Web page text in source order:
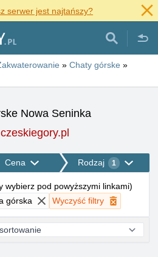
serwer jest najtańszy?
» Chaty górske »
Nowa Seninka
Cena Rodzaj 1
wybierz pod powyższymi linkami)
górska Wyczyść filtry